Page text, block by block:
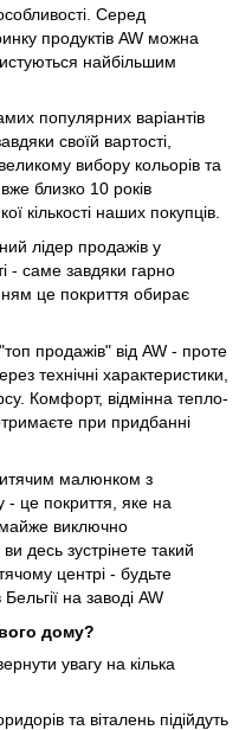
Серед
продуктів AW можна
найбільшим
популярних варіантів
своїй вартості,
вибору кольорів та
близко 10 років
кількості наших покупців.
лідер продажів у
- саме завдяки гарно
це покриття обирає
продажів" від AW - проте
технічні характеристики,
Комфорт, відмінна тепло-
при придбанні
малюнком з
- це покриття, яке на
виключно
десь зустрінете такий
центрі - будьте
на заводі AW
дому?
увагу на кілька
та віталень підійдуть